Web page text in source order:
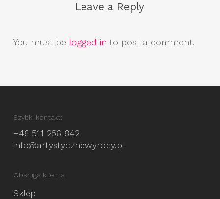
Leave a Reply
You must be logged in to post a comment.
Szybki kontakt:
+48 511 256 842
info@artystycznewyroby.pl
Obsługa klienta
Sklep